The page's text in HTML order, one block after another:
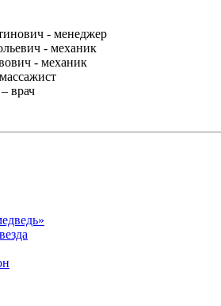
- менеджер
- механик
- механик
врач